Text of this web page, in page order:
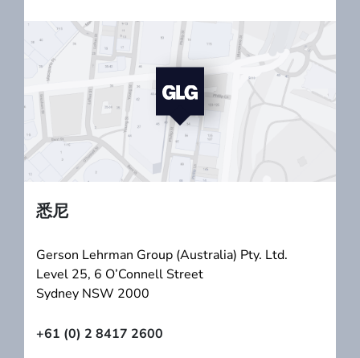
悉尼
Gerson Lehrman Group (Australia) Pty. Ltd.
Level 25, 6 O’Connell Street
Sydney NSW 2000
+61 (0) 2 8417 2600